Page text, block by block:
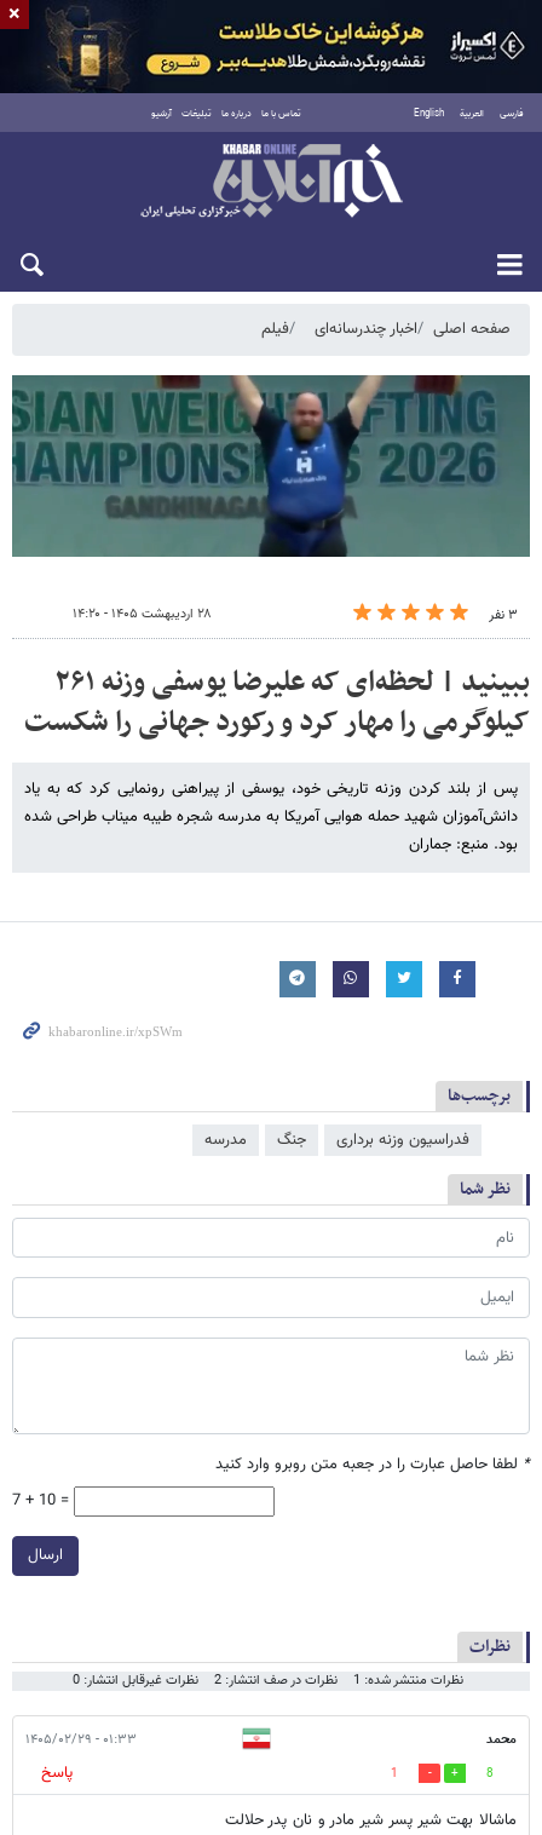
فارسی العربية English تماس با ما درباره ما تبلیغات آرشیو
جمعه ۱۶ مرداد ۱۴۰۵
صفحه اصلی اخبار چندرسانه‌ای فیلم
۳ نفر ۲۸ اردیبهشت ۱۴۰۵ - ۱۴:۲۰
ببینید | لحظه‌ای که علیرضا یوسفی وزنه ۲۶۱
کیلوگرمی را مهار کرد و رکورد جهانی را شکست
پس از بلند کردن وزنه تاریخی خود، یوسفی از پیراهنی رونمایی کرد که به یاد
دانش‌آموزان شهید حمله هوایی آمریکا به مدرسه شجره طیبه میناب طراحی شده
بود. منبع: جماران
برچسب‌ها
فدراسیون وزنه برداری جنگ مدرسه
نظر شما
* لطفا حاصل عبارت را در جعبه متن روبرو وارد کنید
7 + 10 =
ارسال
نظرات
نظرات منتشر شده: 1 نظرات در صف انتشار: 2 نظرات غیرقابل انتشار: 0
محمد ۰۱:۳۳ - ۱۴۰۵/۰۲/۲۹
8
1
پاسخ
ماشالا بهت شیر پسر شیر مادر و نان پدر حلالت
×